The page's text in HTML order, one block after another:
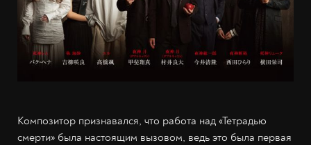
Композитор признавался, что работа над «Тетрадью
смерти» была настоящим вызовом, ведь это была первая